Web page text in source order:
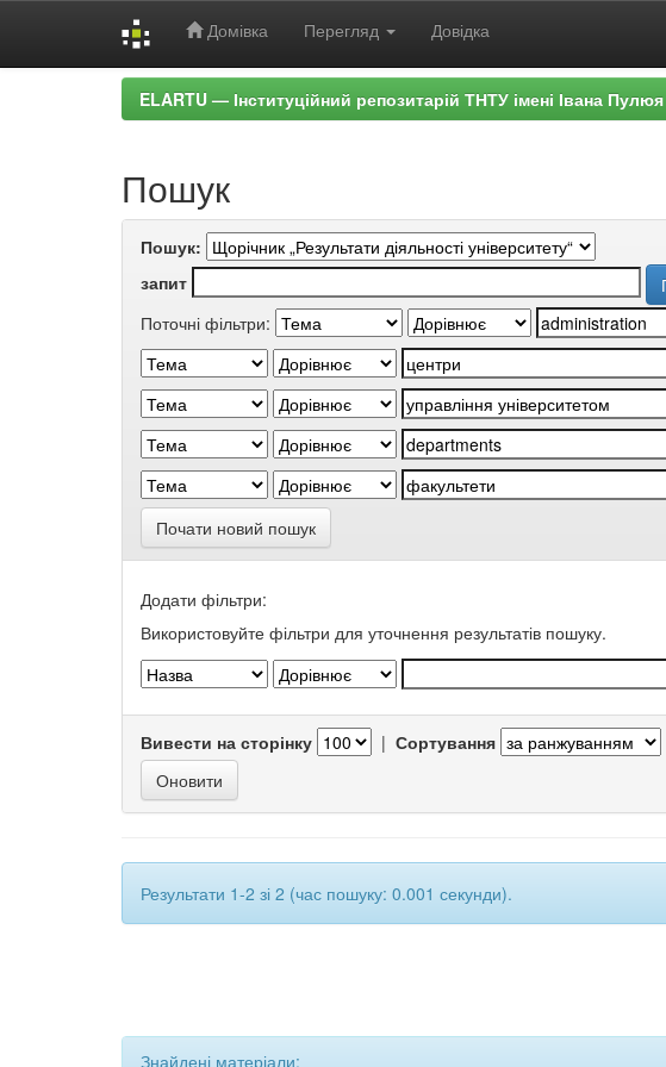
Домівка Перегляд Довідка
ELARTU — Інституційний репозитарій ТНТУ імені Івана Пулюя
Пошук
Пошук:
запит
Поточні фільтри:
Почати новий пошук
Додати фільтри:
Використовуйте фільтри для уточнення результатів пошуку.
Вивести на сторінку | Сортування
Результати 1-2 зі 2 (час пошуку: 0.001 секунди).
Знайдені матеріали: